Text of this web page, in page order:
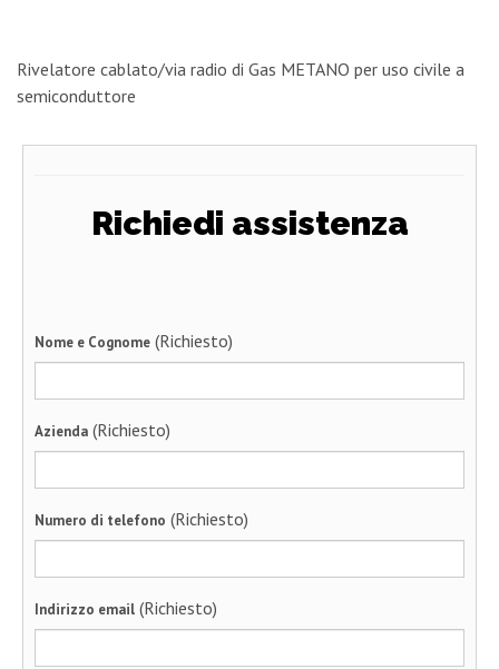
Rivelatore cablato/via radio di Gas METANO per uso civile a
semiconduttore
Richiedi assistenza
Nome e Cognome (Richiesto)
Azienda (Richiesto)
Numero di telefono (Richiesto)
Indirizzo email (Richiesto)